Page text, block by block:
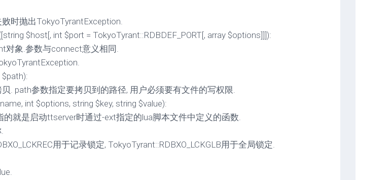
时抛出TokyoTyrantException.
$host[, int $port = TokyoTyrant::RDBDEF_PORT[, array $options]]]):
对象.参数与connect意义相同.
. path参数指定要拷贝到的路径, 用户必须要有文件的写权限.
int $options, string $key, string $value):
就是启动ttserver时通过-ext指定的lua脚本文件中定义的函数.
用于记录锁定, TokyoTyrant::RDBXO_LCKGLB用于全局锁定.